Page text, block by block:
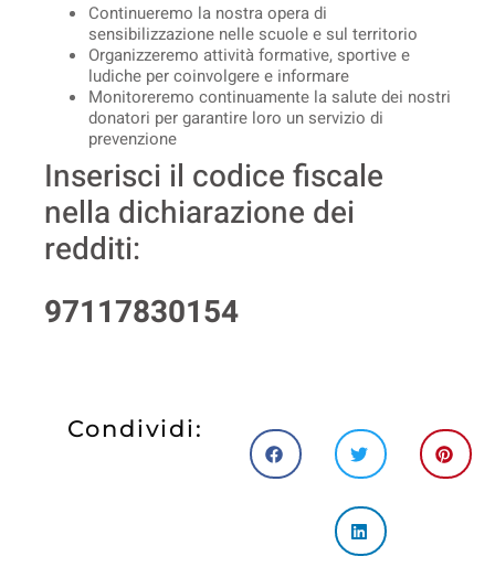
Continueremo la nostra opera di
sensibilizzazione nelle scuole e sul territorio
Organizzeremo attività formative, sportive e
ludiche per coinvolgere e informare
Monitoreremo continuamente la salute dei nostri
donatori per garantire loro un servizio di
prevenzione
Inserisci il codice fiscale
nella dichiarazione dei
redditi:
97117830154
Condividi: